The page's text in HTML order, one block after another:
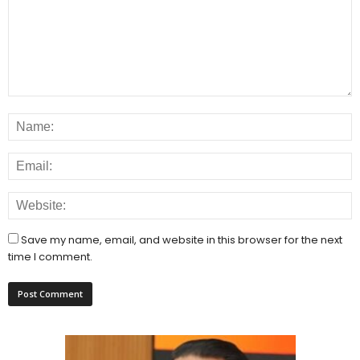
Save my name, email, and website in this browser for the next
time I comment.